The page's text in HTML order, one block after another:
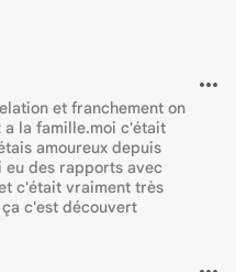
et franchement on
la famille.moi c'était
amoureux depuis
eu des rapports avec
c'était vraiment très
c'est découvert